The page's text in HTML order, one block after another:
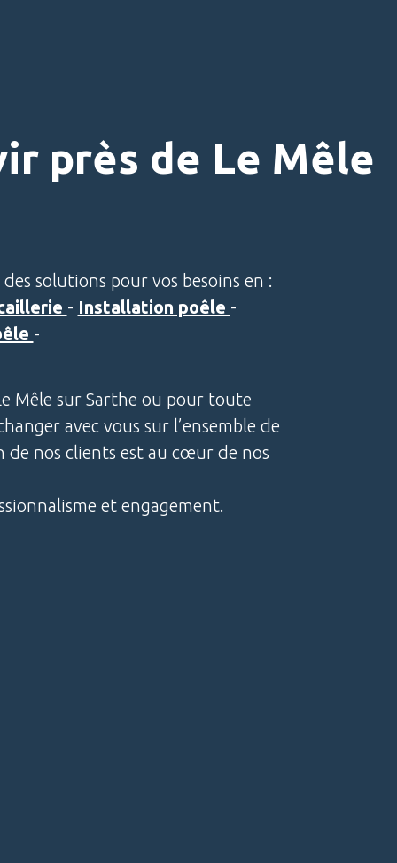
près de Le Mêle
solutions pour vos besoins en :
- Installation poêle -
-
Mêle sur Sarthe ou pour toute
avec vous sur l’ensemble de
de nos clients est au cœur de nos
et engagement.